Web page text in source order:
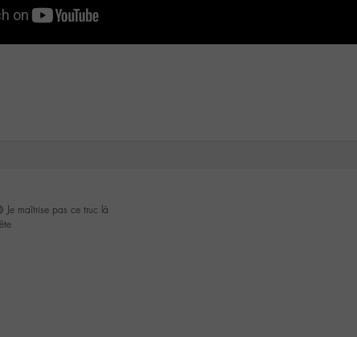
Je maîtrise pas ce truc là